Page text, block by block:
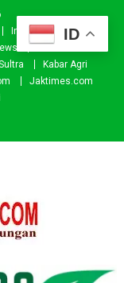
Investor
Donasi
Kabar.id
Kabar Agri
Jaktimes.com
ID